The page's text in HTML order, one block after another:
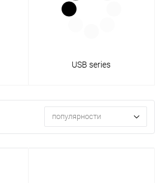
USB series
популярности